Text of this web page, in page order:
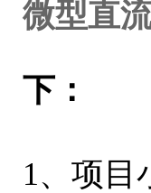
微型直
下：
1、项目